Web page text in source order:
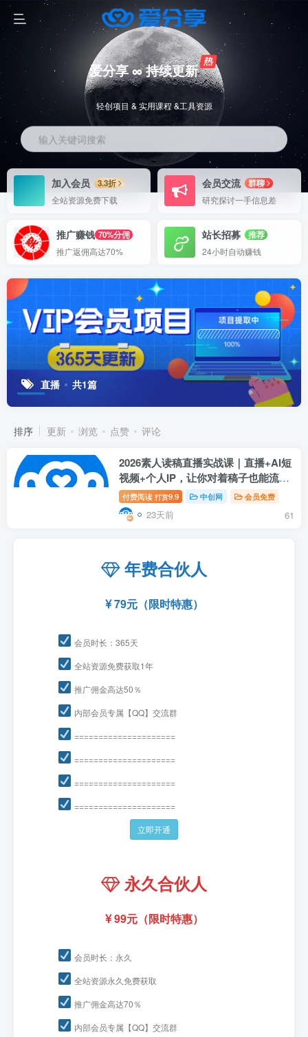
爱分享 ∞ 持续更新
轻创项目 & 实用课程 &工具资源
输入关键词搜索
加入会员
3.3折
全站资源免费下载
会员交流
群聊
研究探讨一手信息差
推广赚钱 70%分佣
推广返佣高达70%
站长招募
推荐
24小时自动赚钱
直播 共1篇
排序 更新 浏览 点赞 评论
2026素人读稿直播实战课｜直播+AI短
视频+个人IP，让你对着稿子也能流畅
开播、高效出单
付费阅读 打赏9.9 中创网 会员免费
23天前 61
年费合伙人
79元（限时特惠）
会员时长：365天
全站资源免费获取1年
推广佣金高达50％
内部会员专属【QQ】交流群
=====================
=====================
=====================
=====================
立即开通
永久合伙人
99元（限时特惠）
会员时长：永久
全站资源永久免费获取
推广佣金高达70％
内部会员专属【QQ】交流群